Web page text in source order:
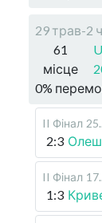
29 трав-2
61
місце
0%
II Фінал
2:3
II Фінал
1:3